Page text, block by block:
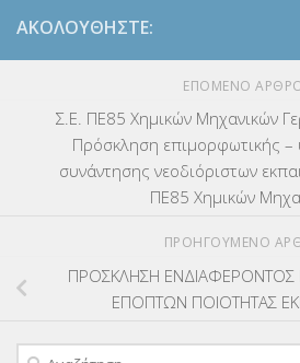
ΑΚΟΛΟΥΘΉΣΤΕ:
ΕΠΌΜΕΝΟ
Σ.Ε. ΠΕ85 Χημικών Μηχανικών
Πρόσκληση επιμορφωτικής –
συνάντησης νεοδιόριστων
ΠΕ85 Χημικών
ΠΡΟΗΓΟΎΜΕΝΟ
ΠΡΟΣΚΛΗΣΗ ΕΝΔΙΑΦΕΡΟΝΤΟΣ
ΕΠΟΠΤΩΝ ΠΟΙΟΤΗΤΑΣ
Αναζήτηση